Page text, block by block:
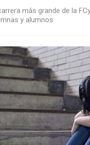
más grande de la
y alumnos